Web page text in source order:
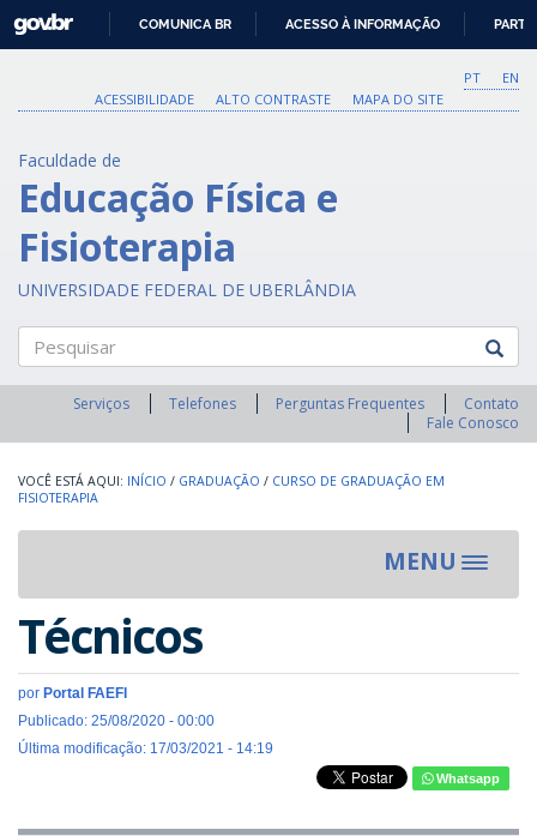
O
CONTEÚDO
GOVBR
COMUNICA BR ACESSO À INFORMAÇÃO
PT
EN
ACESSIBILIDADE
ALTO CONTRASTE MAPA DO SITE
Faculdade de
Educação Física e
Fisioterapia
UNIVERSIDADE FEDERAL DE UBERLÂNDIA
Pesquisar
Serviços Telefones Perguntas Frequentes
Contato
Fale Conosco
INÍCIO / GRADUAÇÃO / CURSO DE GRADUAÇÃO EM
FISIOTERAPIA
MENU
Toggle
Técnicos
por Portal FAEFI
Publicado: 25/08/2020 - 00:00
Última modificação: 17/03/2021 - 14:19
Whatsapp